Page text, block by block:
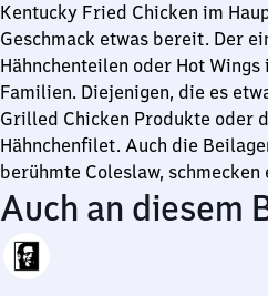
Uhr
Kentucky Fried Chicken im
Geschmack etwas bereit. Der
Hähnchenteilen oder Hot
Familien. Diejenigen, die es
Grilled Chicken Produkte oder
Hähnchenfilet. Auch die
berühmte Coleslaw, schmecken
Auch an diesem